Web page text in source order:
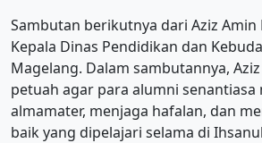
Sambutan berikutnya dari Aziz Amin
Kepala Dinas Pendidikan dan
Magelang. Dalam sambutannya,
petuah agar para alumni senantiasa
almamater, menjaga hafalan, dan
baik yang dipelajari selama di